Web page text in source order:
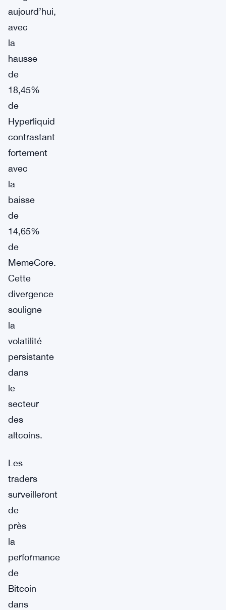
aujourd’hui,
avec
la
hausse
de
18,45%
de
Hyperliquid
contrastant
fortement
avec
la
baisse
de
14,65%
de
MemeCore.
Cette
divergence
souligne
la
volatilité
persistante
dans
le
secteur
des
altcoins.
Les
traders
surveilleront
de
près
la
performance
de
Bitcoin
dans